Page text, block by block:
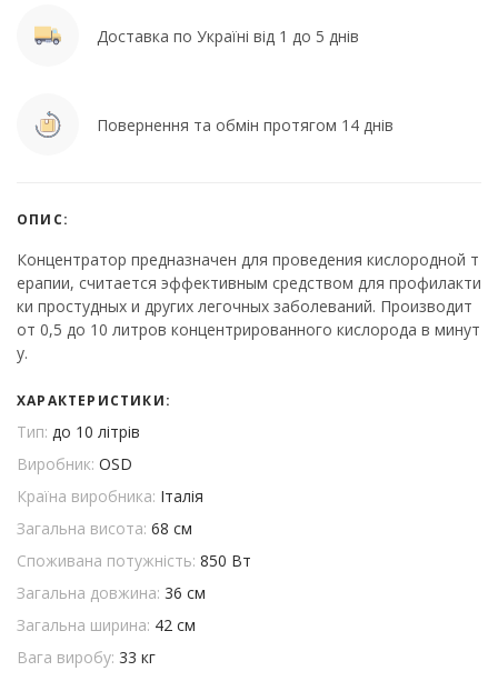
Доставка по Україні від 1 до 5 днів
Повернення та обмін протягом 14 днів
ОПИС:
Концентратор предназначен для проведения кислородной т
ерапии, считается эффективным средством для профилакти
ки простудных и других легочных заболеваний. Производит
от 0,5 до 10 литров концентрированного кислорода в минут
у.
ХАРАКТЕРИСТИКИ:
Тип: до 10 літрів
Виробник: OSD
Країна виробника: Італія
Загальна висота: 68 см
Споживана потужність: 850 Вт
Загальна довжина: 36 см
Загальна ширина: 42 см
Вага виробу: 33 кг